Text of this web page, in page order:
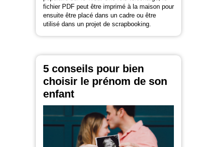
fichier PDF peut être imprimé à la maison pour
ensuite être placé dans un cadre ou être
utilisé dans un projet de scrapbooking.
5 conseils pour bien
choisir le prénom de son
enfant